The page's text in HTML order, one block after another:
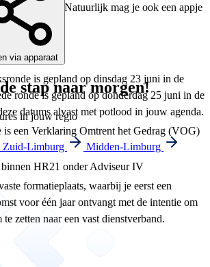
wittem.nl
. Natuurlijk mag je ook een appje
is gepland op dinsdag 23 juni in de
ronde is gepland op donderdag 25 juni in de
datums alvast met potlood in jouw agenda.
is een Verklaring Omtrent het Gedrag (VOG)
HR21 onder Adviseur IV
formatieplaats, waarbij je eerst een
voor één jaar ontvangt met de intentie om
te zetten naar een vast dienstverband.
via apparaat
stap naar morgen!
in jouw regio
Zuid-Limburg
Midden-Limburg